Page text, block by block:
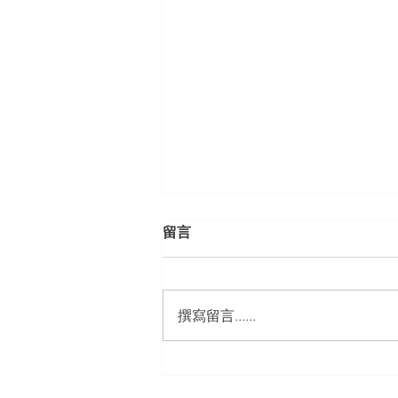
留言
撰寫留言......